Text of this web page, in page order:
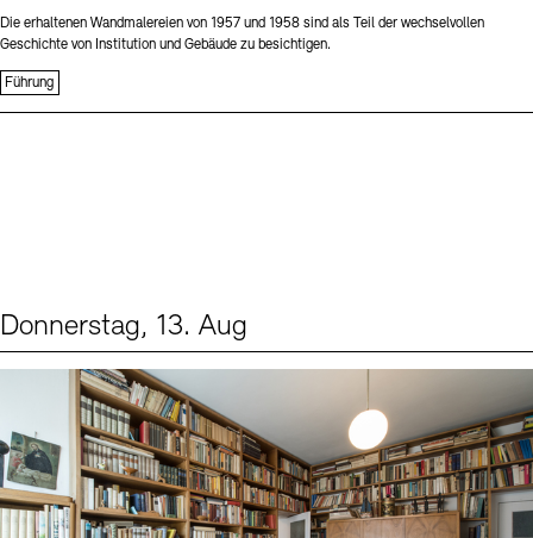
Die erhaltenen Wandmalereien von 1957 und 1958 sind als Teil der wechselvollen
Geschichte von Institution und Gebäude zu besichtigen.
Führung
Donnerstag, 13. Aug